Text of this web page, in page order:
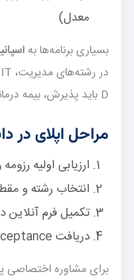
معدل)
بسیاری برنامه‌ها به
D باید پذیرش، بیمه درمانی و تمکن مالی اثبات شود.
مراحل اپلای در
ارزیابی اولیه
انتخاب رشته و
تکمیل فرم آنلاین
دریافت Letter of Acceptance و آماده‌سازی ویزا
برای مشاوره اختصاصی